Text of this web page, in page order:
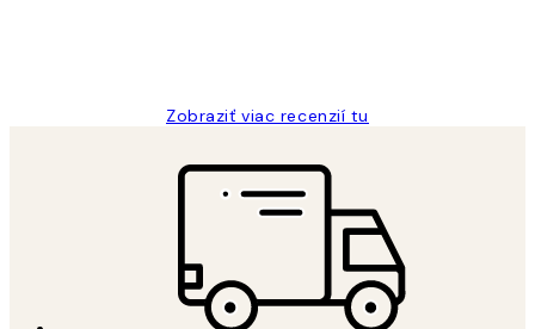
Zobraziť viac recenzií tu